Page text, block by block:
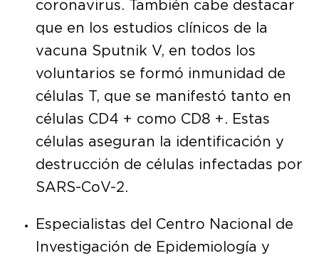
coronavirus. También cabe destacar
que en los estudios clínicos de la
vacuna Sputnik V, en todos los
voluntarios se formó inmunidad de
células T, que se manifestó tanto en
células CD4 + como CD8 +. Estas
células aseguran la identificación y
destrucción de células infectadas por
SARS-CoV-2.
Especialistas del Centro Nacional de
Investigación de Epidemiología y